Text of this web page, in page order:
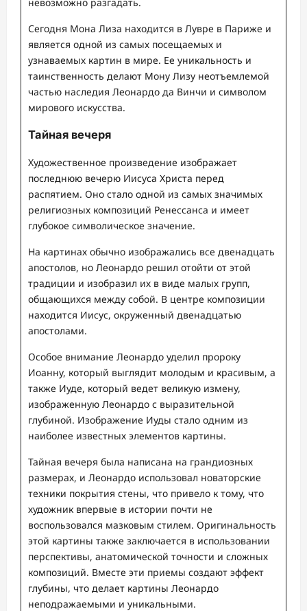
Сегодня Мона Лиза находится в Лувре в Париже и
является одной из самых посещаемых и
узнаваемых картин в мире. Ее уникальность и
таинственность делают Мону Лизу неотъемлемой
частью наследия Леонардо да Винчи и символом
мирового искусства.
Тайная вечеря
Художественное произведение изображает
последнюю вечерю Иисуса Христа перед
распятием. Оно стало одной из самых значимых
религиозных композиций Ренессанса и имеет
глубокое символическое значение.
На картинах обычно изображались все двенадцать
апостолов, но Леонардо решил отойти от этой
традиции и изобразил их в виде малых групп,
общающихся между собой. В центре композиции
находится Иисус, окруженный двенадцатью
апостолами.
Особое внимание Леонардо уделил пророку
Иоанну, который выглядит молодым и красивым, а
также Иуде, который ведет великую измену,
изображенную Леонардо с выразительной
глубиной. Изображение Иуды стало одним из
наиболее известных элементов картины.
Тайная вечеря была написана на грандиозных
размерах, и Леонардо использовал новаторские
техники покрытия стены, что привело к тому, что
художник впервые в истории почти не
воспользовался мазковым стилем. Оригинальность
этой картины также заключается в использовании
перспективы, анатомической точности и сложных
композиций. Вместе эти приемы создают эффект
глубины, что делает картины Леонардо
неподражаемыми и уникальными.